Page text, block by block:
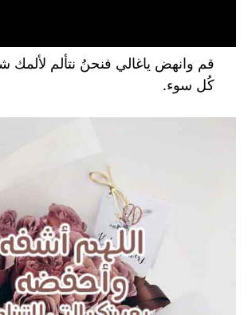
قم وانهض ياغالي فنحنُ نتألم لألمك
كُل سوء.